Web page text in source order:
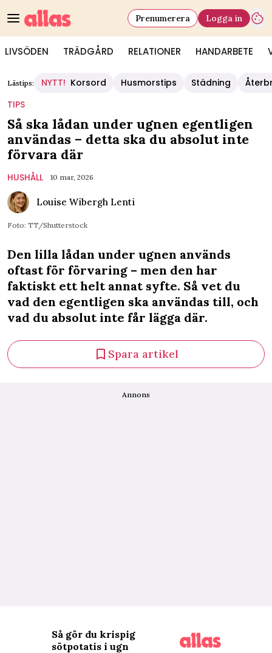
LIVSÖDEN TRÄDGÅRD RELATIONER HANDARBETE
Prenumerera Logga in
Lästips: NYTT! Korsord Husmorstips Städning
TIPS
Så ska lådan under ugnen egentligen
användas – detta ska du absolut inte
förvara där
HUSHÅLL 10 mar, 2026
Louise Wibergh Lenti
Foto: TT/Shutterstock
Den lilla lådan under ugnen används
oftast för förvaring – men den har
faktiskt ett helt annat syfte. Så vet du
vad den egentligen ska användas till, och
vad du absolut inte får lägga där.
Spara artikel
Annons
Så gör du krispig
sötpotatis i ugn